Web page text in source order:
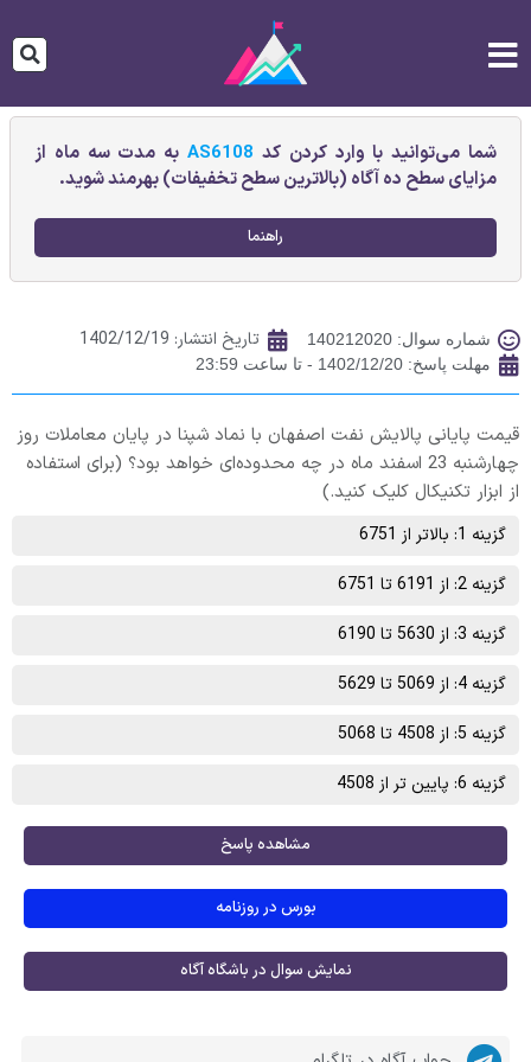
شما می‌توانید با وارد کردن کد AS6108به مدت سه ماه از
مزایای سطح ده آگاه (بالاترین سطح تخفیفات) بهرمند شوید.
راهنما
شماره سوال: 140212020 تاریخ انتشار: 1402/12/19
مهلت پاسخ: 1402/12/20 - تا ساعت 23:59
قیمت پایانی پالايش نفت اصفهان با نماد شپنا در پایان معاملات روز
چهارشنبه 23 اسفند ماه در چه محدوده‌ای خواهد بود؟ (برای استفاده
از ابزار تکنیکال کلیک کنید.)
گزینه 1: بالاتر از 6751
گزینه 2: از 6191 تا 6751
گزینه 3: از 5630 تا 6190
گزینه 4: از 5069 تا 5629
گزینه 5: از 4508 تا 5068
گزینه 6: پایین تر از 4508
مشاهده پاسخ
بورس در روزنامه
نمایش سوال در باشگاه آگاه